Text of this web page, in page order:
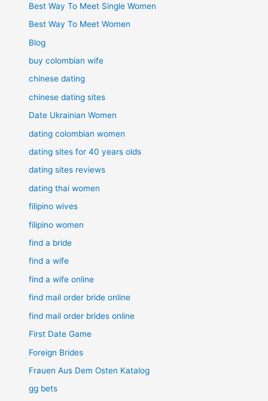
Best Way To Meet Single Women
Best Way To Meet Women
Blog
buy colombian wife
chinese dating
chinese dating sites
Date Ukrainian Women
dating colombian women
dating sites for 40 years olds
dating sites reviews
dating thai women
filipino wives
filipino women
find a bride
find a wife
find a wife online
find mail order bride online
find mail order brides online
First Date Game
Foreign Brides
Frauen Aus Dem Osten Katalog
gg bets